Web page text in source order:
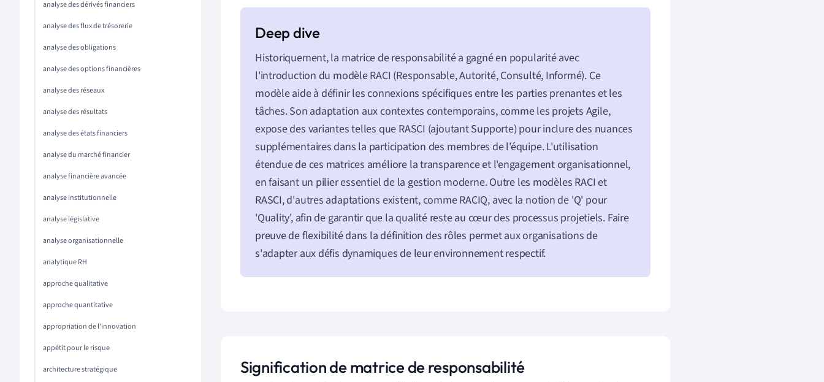
analyse des dérivés financiers
analyse des flux de trésorerie
analyse des obligations
analyse des options financières
analyse des réseaux
analyse des résultats
analyse des états financiers
analyse du marché financier
analyse financière avancée
analyse institutionnelle
analyse législative
analyse organisationnelle
analytique RH
approche qualitative
approche quantitative
appropriation de l'innovation
appétit pour le risque
architecture stratégique
Historiquement, la matrice de responsabilité a gagné en popularité avec
l'introduction du modèle RACI (Responsable, Autorité, Consulté, Informé). Ce
modèle aide à définir les connexions spécifiques entre les parties prenantes et les
tâches. Son adaptation aux contextes contemporains, comme les projets Agile,
expose des variantes telles que RASCI (ajoutant Supporte) pour inclure des nuances
supplémentaires dans la participation des membres de l'équipe. L'utilisation
étendue de ces matrices améliore la transparence et l'engagement organisationnel,
en faisant un pilier essentiel de la gestion moderne. Outre les modèles RACI et
RASCI, d'autres adaptations existent, comme RACIQ, avec la notion de 'Q' pour
'Quality', afin de garantir que la qualité reste au cœur des processus projetiels. Faire
preuve de flexibilité dans la définition des rôles permet aux organisations de
s'adapter aux défis dynamiques de leur environnement respectif.
Signification de matrice de responsabilité